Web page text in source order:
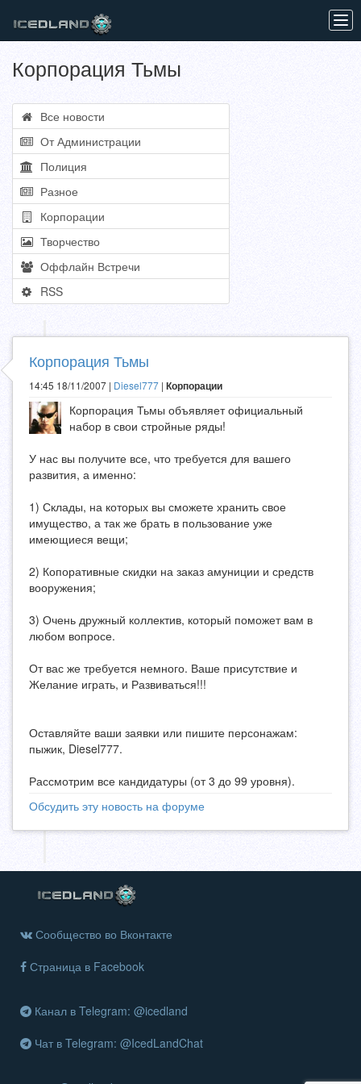
Корпорация Тьмы
Все новости
От Администрации
Полиция
Разное
Корпорации
Творчество
Оффлайн Встречи
RSS
Корпорация Тьмы
14:45 18/11/2007 | Diesel777 | Корпорации
Корпорация Тьмы объявляет официальный
набор в свои стройные ряды!
У нас вы получите все, что требуется для вашего
развития, а именно:
1) Склады, на которых вы сможете хранить свое
имущество, а так же брать в пользование уже
имеющиеся вещи;
2) Копоративные скидки на заказ амуниции и средств
вооружения;
3) Очень дружный коллектив, который поможет вам в
любом вопросе.
От вас же требуется немного. Ваше присутствие и
Желание играть, и Развиваться!!!
Оставляйте ваши заявки или пишите персонажам:
пыжик, Diesel777.
Рассмотрим все кандидатуры (от 3 до 99 уровня).
Обсудить эту новость на форуме
Сообщество во Вконтакте
Страница в Facebook
Канал в Telegram: @icedland
Чат в Telegram: @IcedLandChat